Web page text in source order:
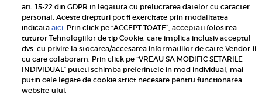
art. 15-22 din GDPR in legatura cu prelucrarea datelor cu caracter
personal. Aceste drepturi pot fi exercitate prin modalitatea
indicataaici. Prin click pe “ACCEPT TOATE”, acceptati folosirea
tuturor Tehnologiilor de tip Cookie, care implica inclusiv acceptul
dvs. cu privire la stocarea/accesarea informatiilor de catre Vendor-ii
cu care colaboram. Prin click pe “VREAU SA MODIFIC SETARILE
INDIVIDUAL” puteti schimba preferintele in mod individual, mai
putin cele legate de cookie strict necesare pentru functionarea
website-ului.